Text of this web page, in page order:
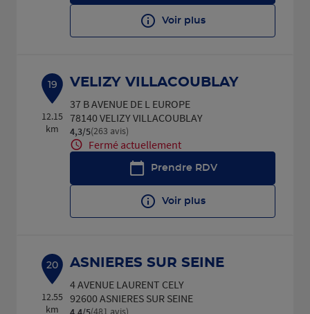
Voir plus
19
12.15
km
VELIZY VILLACOUBLAY
37 B AVENUE DE L EUROPE
78140 VELIZY VILLACOUBLAY
4,3/5Note de 4.3 sur 5
(263 avis)
Fermé actuellement
Prendre RDV
Voir plus
20
12.55
km
ASNIERES SUR SEINE
4 AVENUE LAURENT CELY
92600 ASNIERES SUR SEINE
Note de 4.4 sur 5
(481 avis)